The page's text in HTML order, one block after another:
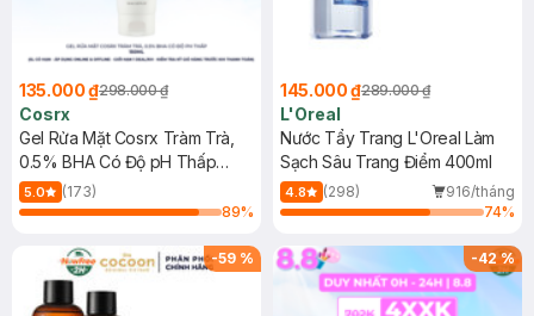
135.000 ₫298.000 ₫
Cosrx
Gel Rửa Mặt Cosrx Tràm Trà,
0.5% BHA Có Độ pH Thấp
150ml
5.0
(173)
89%
145.000 ₫289.000 ₫
L'Oreal
Nước Tẩy Trang L'Oreal Làm
Sạch Sâu Trang Điểm 400ml
4.8 (298)
916/tháng
74%
-59 % -42%